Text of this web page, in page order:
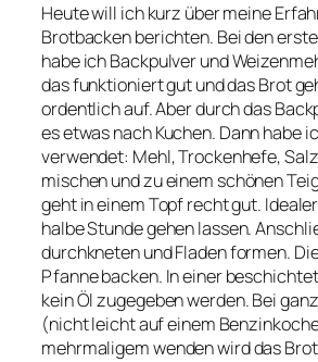
Heute will ich kurz über meine
Brotbacken berichten. Bei den
habe ich Backpulver und
das funktioniert gut und das Brot
ordentlich auf. Aber durch das
es etwas nach Kuchen. Dann habe
verwendet: Mehl, Trockenhefe,
mischen und zu einem schönen
geht in einem Topf recht gut.
halbe Stunde gehen lassen.
durchkneten und Fladen formen.
Pfanne backen. In einer
kein Öl zugegeben werden. Bei
(nicht leicht auf einem
mehrmaligem wenden wird das